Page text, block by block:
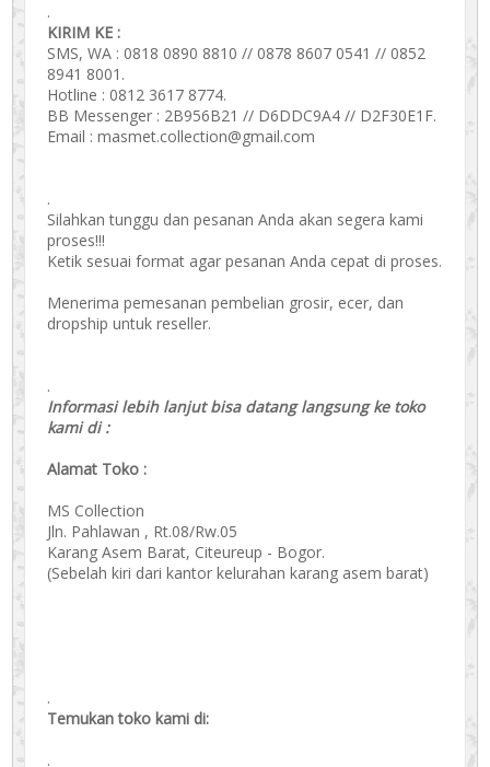
.
KIRIM KE :
SMS, WA : 0818 0890 8810 // 0878 8607 0541 // 0852
8941 8001.
Hotline : 0812 3617 8774.
BB Messenger : 2B956B21 // D6DDC9A4 // D2F30E1F.
Email : masmet.collection@gmail.com
.
Silahkan tunggu dan pesanan Anda akan segera kami
proses!!!
Ketik sesuai format agar pesanan Anda cepat di proses.
Menerima pemesanan pembelian grosir, ecer, dan
dropship untuk reseller.
.
Informasi lebih lanjut bisa datang langsung ke toko
kami di :
Alamat Toko :
MS Collection
Jln. Pahlawan , Rt.08/Rw.05
Karang Asem Barat, Citeureup - Bogor.
(Sebelah kiri dari kantor kelurahan karang asem barat)
.
Temukan toko kami di:
.